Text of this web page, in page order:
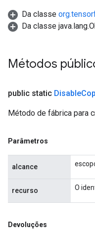
Da classe
Da classe
Métodos
public static Disable
Método de fábrica para
Parâmetros
alcance
recurso O
Devoluções